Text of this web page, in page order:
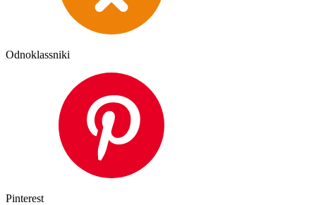
Odnoklassniki
Pinterest